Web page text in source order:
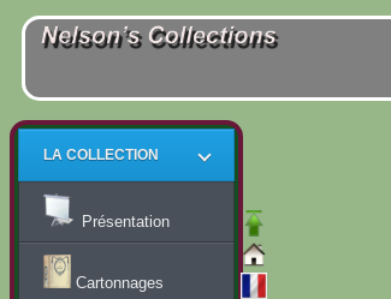
LA COLLECTION
Présentation
Cartonnages